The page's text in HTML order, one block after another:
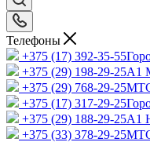
Телефоны
+375 (17) 392-35-55
+375 (29) 198-29-25A1
+375 (29) 768-29-25МТС
+375 (17) 317-29-25
+375 (29) 188-29-25A1
+375 (33) 378-29-25МТС